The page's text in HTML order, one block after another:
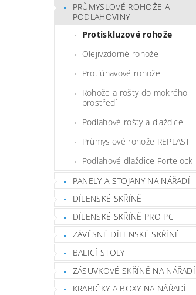
PRŮMYSLOVÉ ROHOŽE A
PODLAHOVINY
Protiskluzové rohože
Olejivzdorné rohože
Protiúnavové rohože
Rohože a rošty do mokrého
prostředí
Podlahové rošty a dlaždice
Průmyslové rohože REPLAST
Podlahové dlaždice Fortelock
PANELY A STOJANY NA NÁŘADÍ
DÍLENSKÉ SKŘÍNĚ
DÍLENSKÉ SKŘÍNĚ PRO PC
ZÁVĚSNÉ DÍLENSKÉ SKŘÍNĚ
BALICÍ STOLY
ZÁSUVKOVÉ SKŘÍNĚ NA NÁŘADÍ
KRABIČKY A BOXY NA NÁŘADÍ